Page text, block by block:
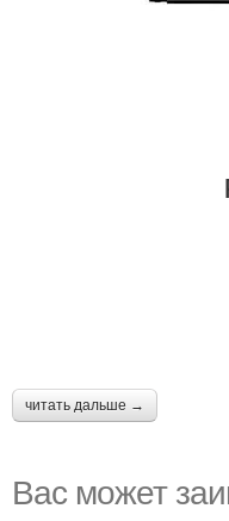
читать дальше →
Вас может